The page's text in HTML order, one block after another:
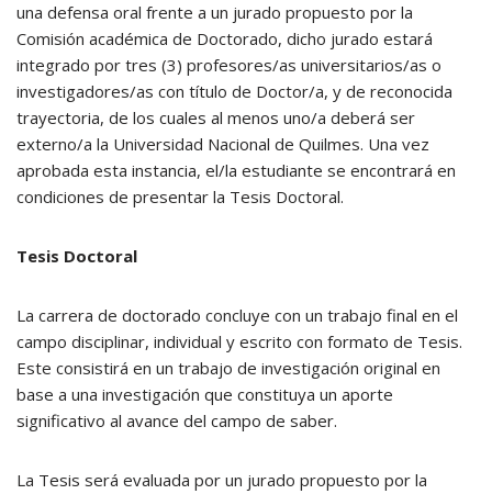
una defensa oral frente a un jurado propuesto por la
Comisión académica de Doctorado, dicho jurado estará
integrado por tres (3) profesores/as universitarios/as o
investigadores/as con título de Doctor/a, y de reconocida
trayectoria, de los cuales al menos uno/a deberá ser
externo/a la Universidad Nacional de Quilmes. Una vez
aprobada esta instancia, el/la estudiante se encontrará en
condiciones de presentar la Tesis Doctoral.
Tesis Doctoral
La carrera de doctorado concluye con un trabajo final en el
campo disciplinar, individual y escrito con formato de Tesis.
Este consistirá en un trabajo de investigación original en
base a una investigación que constituya un aporte
significativo al avance del campo de saber.
La Tesis será evaluada por un jurado propuesto por la